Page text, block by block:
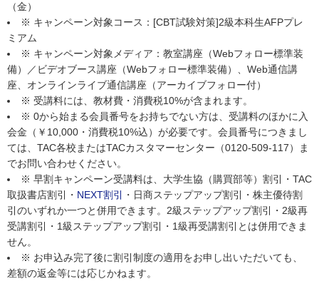
（金）
※ キャンペーン対象コース：[CBT試験対策]2級本科生AFPプレ
ミアム
※ キャンペーン対象メディア：教室講座（Webフォロー標準装
備）／ビデオブース講座（Webフォロー標準装備）、Web通信講
座、オンラインライブ通信講座（アーカイブフォロー付）
※ 受講料には、教材費・消費税10%が含まれます。
※ 0から始まる会員番号をお持ちでない方は、受講料のほかに入
会金（￥10,000・消費税10%込）が必要です。会員番号につきまし
ては、TAC各校またはTACカスタマーセンター（0120-509-117）ま
でお問い合わせください。
※ 早割キャンペーン受講料は、 大学生協（購買部等）割引・TAC
取扱書店割引・ NEXT割引
・日商ステップアップ割引・株主優待割
引のいずれか一つと併用できます。2級ステップアップ割引・2級再
受講割引・1級ステップアップ割引・1級再受講割引とは併用できま
せん。
※ お申込み完了後に割引制度の適用をお申し出いただいても、
差額の返金等には応じかねます。